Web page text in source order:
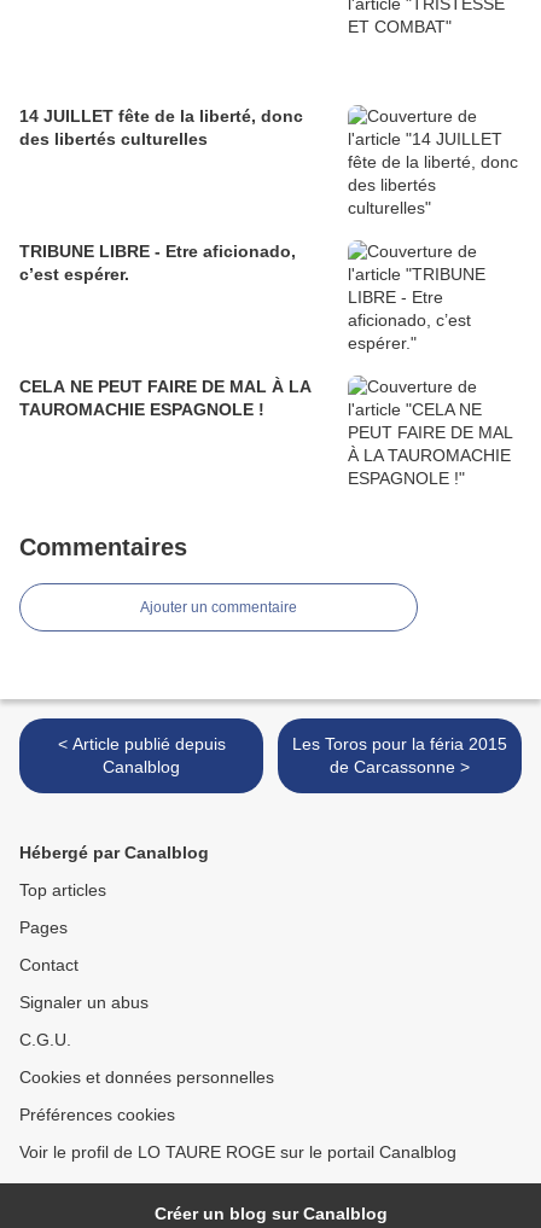
14 JUILLET fête de la liberté, donc
des libertés culturelles
TRIBUNE LIBRE - Etre aficionado,
c’est espérer.
CELA NE PEUT FAIRE DE MAL À LA
TAUROMACHIE ESPAGNOLE !
Commentaires
Ajouter un commentaire
< Article publié depuis
Canalblog
Les Toros pour la féria 2015
de Carcassonne >
Hébergé par Canalblog
Top articles
Pages
Contact
Signaler un abus
C.G.U.
Cookies et données personnelles
Préférences cookies
Voir le profil de LO TAURE ROGE sur le portail Canalblog
Créer un blog sur Canalblog